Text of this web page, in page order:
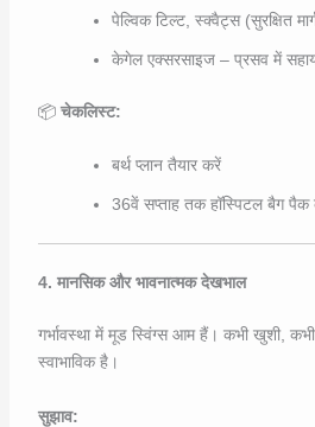
पेल्विक टिल्ट, स्क्वैट्स (सुरक्षित
केगेल एक्सरसाइज – प्रसव में
📦 चेकलिस्ट:
बर्थ प्लान तैयार करें
36वें सप्ताह तक हॉस्पिटल बैग
4. मानसिक और भावनात्मक देखभाल
गर्भावस्था में मूड स्विंग्स आम हैं। कभी खुशी,
स्वाभाविक है।
सुझाव: